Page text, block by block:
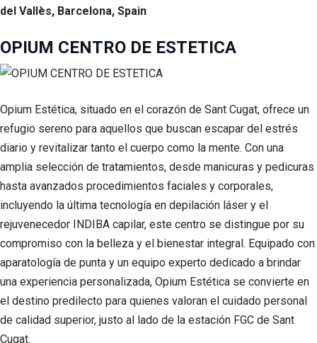
del Vallès, Barcelona, Spain
OPIUM CENTRO DE ESTETICA
Opium Estética, situado en el corazón de Sant Cugat, ofrece un
refugio sereno para aquellos que buscan escapar del estrés
diario y revitalizar tanto el cuerpo como la mente. Con una
amplia selección de tratamientos, desde manicuras y pedicuras
hasta avanzados procedimientos faciales y corporales,
incluyendo la última tecnología en depilación láser y el
rejuvenecedor INDIBA capilar, este centro se distingue por su
compromiso con la belleza y el bienestar integral. Equipado con
aparatología de punta y un equipo experto dedicado a brindar
una experiencia personalizada, Opium Estética se convierte en
el destino predilecto para quienes valoran el cuidado personal
de calidad superior, justo al lado de la estación FGC de Sant
Cugat.